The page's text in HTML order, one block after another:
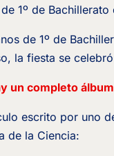
1º de
de 1º de
la fiesta se
un completo
escrito por uno
de la Ciencia: